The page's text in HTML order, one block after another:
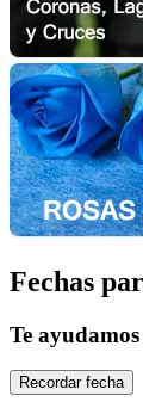
Fechas
Te ayudamos
Recordar fecha